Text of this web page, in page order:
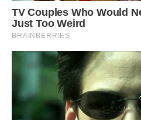
Олена кивнула і погладила,
– Зараз вмиватися – і спати, –
Хлопчина слухняно встав, і
– Мамо, а ми тепер весь час